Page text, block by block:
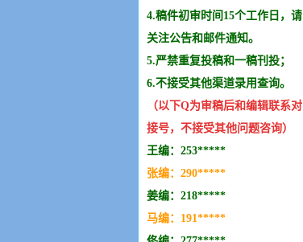
4.稿件初审时间15个工作日，请
关注公告和邮件通知。
5.严禁重复投稿和一稿刊投；
6.不接受其他渠道录用查询。
（以下Q为审稿后和编辑联系对
接号，不接受其他问题咨询）
王编：253*****
张编：290*****
姜编：218*****
马编：191*****